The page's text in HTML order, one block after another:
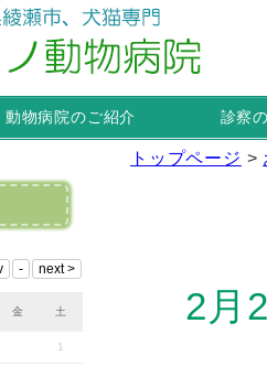
動物病院のご紹介 診察
トップページ >
2月
金 土
1